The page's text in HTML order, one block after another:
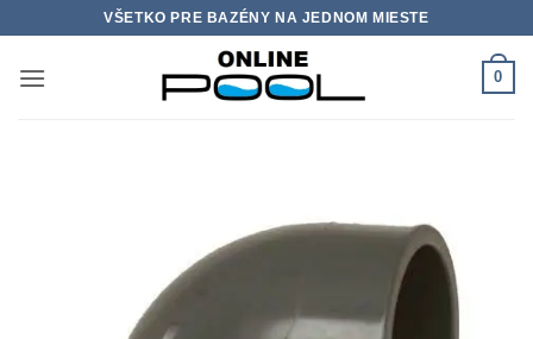
content
VŠETKO PRE BAZÉNY NA JEDNOM MIESTE
0